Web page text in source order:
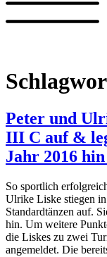
Peter und
III C auf &
Jahr 2016
So sportlich
Ulrike Liske stiegen
Standardtänzen auf.
hin. Um weitere
die Liskes zu zwei
angemeldet. Die